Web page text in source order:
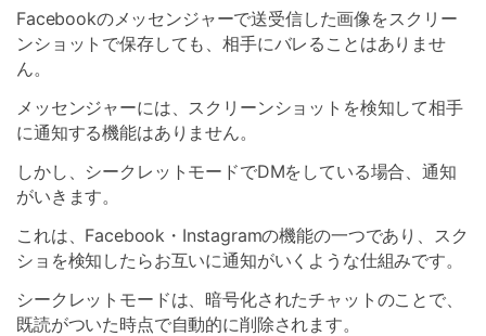
Facebookのメッセンジャーで送受信した画像をスクリー
ンショットで保存しても、相手にバレることはありませ
ん。
メッセンジャーには、スクリーンショットを検知して相手
に通知する機能はありません。
しかし、シークレットモードでDMをしている場合、通知
がいきます。
これは、Facebook・Instagramの機能の一つであり、スク
ショを検知したらお互いに通知がいくような仕組みです。
シークレットモードは、暗号化されたチャットのことで、
既読がついた時点で自動的に削除されます。